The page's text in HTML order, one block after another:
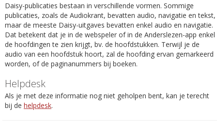
Daisy-publicaties bestaan in verschillende vormen. Sommige
publicaties, zoals de Audiokrant, bevatten audio, navigatie en tekst,
maar de meeste Daisy-uitgaves bevatten enkel audio en navigatie.
Dat betekent dat je in de webspeler of in de Anderslezen-app enkel
de hoofdingen te zien krijgt, bv. de hoofdstukken. Terwijl je de
audio van een hoofdstuk hoort, zal de hoofding ervan gemarkeerd
worden, of de paginanummers bij boeken.
Helpdesk
Als je met deze informatie nog niet geholpen bent, kan je terecht
bij de helpdesk.